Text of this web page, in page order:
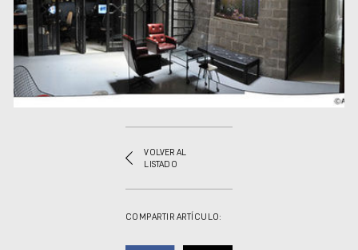
VOLVER AL
LISTADO
COMPARTIR ARTÍCULO: